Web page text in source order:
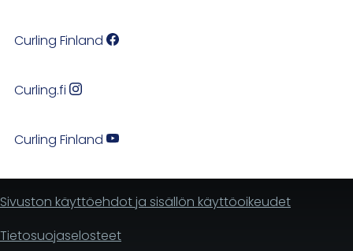
Curling Finland
Curling.fi
Curling Finland
Sivuston käyttöehdot ja sisällön käyttöoikeudet
Tietosuojaselosteet